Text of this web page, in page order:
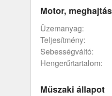
Motor, meghajtás
üzemanyag:
teljesítmény:
sebességváltó:
hengerűrtartalom:
Műszaki állapot